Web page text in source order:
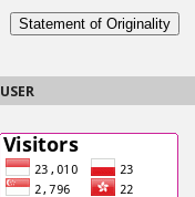
Statement of Originality
USER